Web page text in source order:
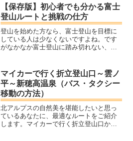
き、300ｍちょっと登れば山頂にたどり着
きます。（山頂は2931m）
【保存版】初心者でも分かる富士
登山ルートと挑戦の仕方
登山を始めた方なら、富士登山を目標に
している人は少なくないですよね。です
がなかなか富士登山に踏み切れない、と
が6ルートと多く、登山レベルなどによっ
て適切なルート選択が必...
マイカーで行く折立登山口～雲ノ
平～新穂高温泉（バス・タクシー
移動の方法）
北アルプスの自然美を堪能したいと思っ
ているあなたに、最適なルートをご紹介
します。マイカーで行く折立登山口から